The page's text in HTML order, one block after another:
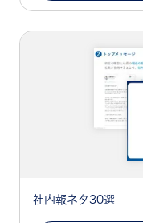
社内報ネタ30選